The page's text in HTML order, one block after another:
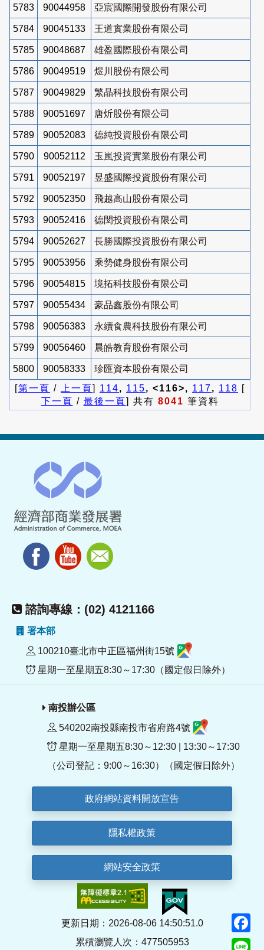
5783 90044958 亞宸國際開發股份有限公司
5784 90045133 王道實業股份有限公司
5785 90048687 雄盈國際股份有限公司
5786 90049519 煜川股份有限公司
5787 90049829 繁晶科技股份有限公司
5788 90051697 唐炘股份有限公司
5789 90052083 德純投資股份有限公司
5790 90052112 玉嵐投資實業股份有限公司
5791 90052197 昱盛國際投資股份有限公司
5792 90052350 飛越高山股份有限公司
5793 90052416 德閔投資股份有限公司
5794 90052627 長勝國際投資股份有限公司
5795 90053956 乘勢健身股份有限公司
5796 90054815 境拓科技股份有限公司
5797 90055434 豪品鑫股份有限公司
5798 90056383 永續食農科技股份有限公司
5799 90056460 晨皓教育股份有限公司
5800 90058333
珍匯資本股份有限公司
[第一頁 / 上一頁] 114, 115, <116>, 117, 118 [
下一頁 / 最後一頁] 共有 8041 筆資料
諮詢專線：(02) 4121166
署本部
100210臺北市中正區福州街15號
星期一至星期五8:30～17:30（國定假日除外）
南投辦公區
540202南投縣南投市省府路4號
星期一至星期五8:30～12:30 | 13:30～17:30
（公司登記：9:00～16:30）（國定假日除外）
政府網站資料開放宣告
隱私權政策
網站安全政策
更新日期：2026-08-06 14:50:51.0
累積瀏覽人次：477505953